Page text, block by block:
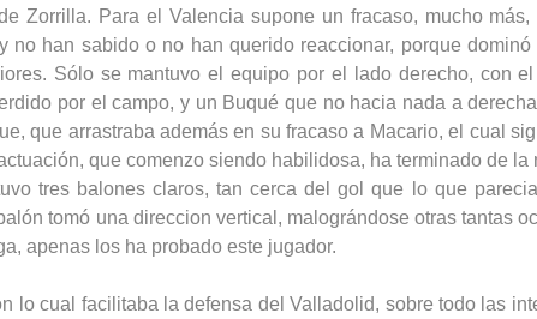
Zorrilla. Para el Valencia supone un fracaso, mucho
han sabido o no han querido reaccionar, porque
Sólo se mantuvo el equipo por el lado derecho, con
por el campo, y un Buqué que no hacia nada a
que arrastraba además en su fracaso a Macario, el cual
que comenzo siendo habilidosa, ha terminado de
tres balones claros, tan cerca del gol que lo que
tomó una direccion vertical, malográndose otras tantas
apenas los ha probado este jugador.
lo cual facilitaba la defensa del Valladolid, sobre todo las